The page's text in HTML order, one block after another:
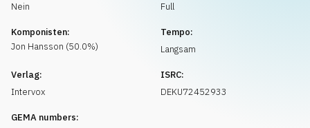
Nein
Full
Komponisten:
Jon Hansson (50.0%)
Tempo:
Langsam
Verlag:
Intervox
ISRC:
DEKU72452933
GEMA numbers: